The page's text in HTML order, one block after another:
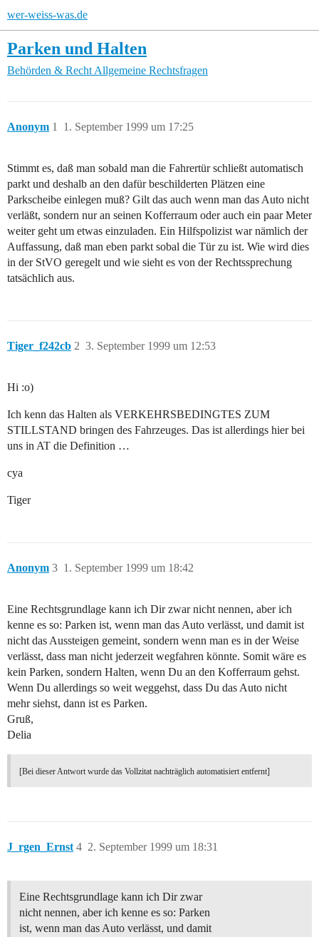
wer-weiss-was.de
Parken und Halten
Behörden & Recht Allgemeine Rechtsfragen
Anonym 1. September 1999 um 17:25
1
Stimmt es, daß man sobald man die Fahrertür schließt automatisch
parkt und deshalb an den dafür beschilderten Plätzen eine
Parkscheibe einlegen muß? Gilt das auch wenn man das Auto nicht
verläßt, sondern nur an seinen Kofferraum oder auch ein paar Meter
weiter geht um etwas einzuladen. Ein Hilfspolizist war nämlich der
Auffassung, daß man eben parkt sobal die Tür zu ist. Wie wird dies
in der StVO geregelt und wie sieht es von der Rechtssprechung
tatsächlich aus.
Tiger_f242cb 3. September 1999 um 12:53
2
Hi :o)
Ich kenn das Halten als VERKEHRSBEDINGTES ZUM
STILLSTAND bringen des Fahrzeuges. Das ist allerdings hier bei
uns in AT die Definition …
cya
Tiger
Anonym 1. September 1999 um 18:42
3
Eine Rechtsgrundlage kann ich Dir zwar nicht nennen, aber ich
kenne es so: Parken ist, wenn man das Auto verlässt, und damit ist
nicht das Aussteigen gemeint, sondern wenn man es in der Weise
verlässt, dass man nicht jederzeit wegfahren könnte. Somit wäre es
kein Parken, sondern Halten, wenn Du an den Kofferraum gehst.
Wenn Du allerdings so weit weggehst, dass Du das Auto nicht
mehr siehst, dann ist es Parken.
Gruß,
Delia
[Bei dieser Antwort wurde das Vollzitat nachträglich automatisiert entfernt]
J_rgen_Ernst 2. September 1999 um 18:31
4
Eine Rechtsgrundlage kann ich Dir zwar
nicht nennen, aber ich kenne es so: Parken
ist, wenn man das Auto verlässt, und damit